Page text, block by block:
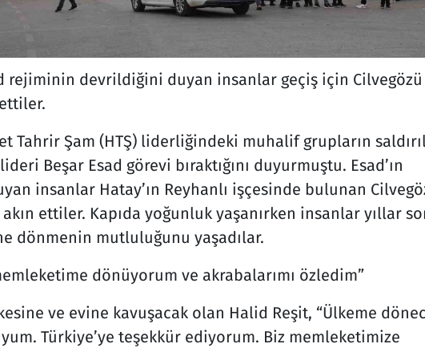
rejiminin devrildiğini duyan insanlar geçiş için Cilvegözü
ettiler.
Tahrir Şam (HTŞ) liderliğindeki muhalif grupların
Beşar Esad görevi bıraktığını duyurmuştu. Esad’ın
insanlar Hatay’ın Reyhanlı işçesinde bulunan
akın ettiler. Kapıda yoğunluk yaşanırken insanlar yıllar
dönmenin mutluluğunu yaşadılar.
dönüyorum ve akrabalarımı özledim”
ve evine kavuşacak olan Halid Reşit, “Ülkeme
Türkiye’ye teşekkür ediyorum. Biz memleketimize